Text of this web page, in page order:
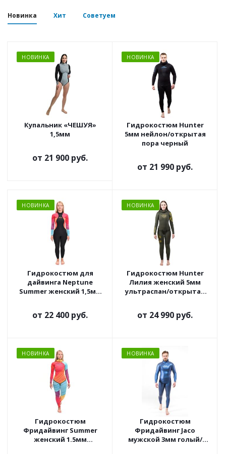
Новинка Хит Советуем
НОВИНКА
Купальник «ЧЕШУЯ»
1,5мм
от 21 900 руб.
НОВИНКА
Гидрокостюм Hunter
5мм нейлон/открытая
пора черный
от 21 990 руб.
НОВИНКА
Гидрокостюм для
дайвинга Neptune
Summer женский 1,5мм
от 22 400 руб.
НОВИНКА
Гидрокостюм Hunter
Лилия женский 5мм
ультраспан/открытая
от 24 990 руб.
НОВИНКА
Гидрокостюм
Фридайвинг Summer
женский 1.5мм
НОВИНКА
Гидрокостюм
Фридайвинг Jaco
мужской 3мм голый/